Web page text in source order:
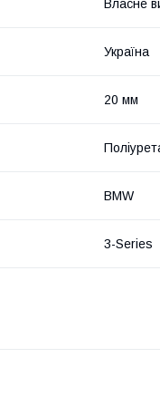
Власне
Україна
20 мм
BMW
3-Series